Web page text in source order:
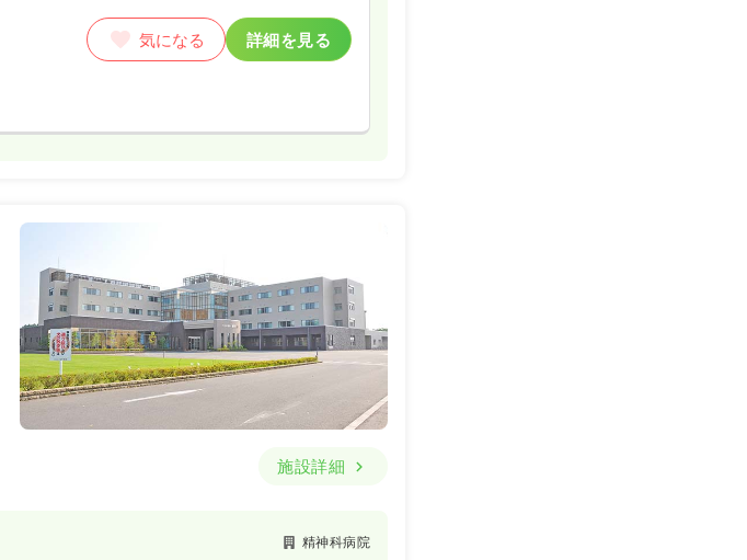
気になる 詳細を見る
施設詳細
精神科病院